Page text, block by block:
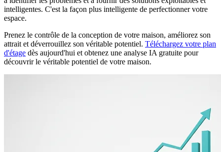
intelligentes. C'est la façon plus intelligente de perfectionner votre
espace.
Prenez le contrôle de la conception de votre maison, améliorez son
attrait et déverrouillez son véritable potentiel. Téléchargez votre plan
d'étage dès aujourd'hui et obtenez une analyse IA gratuite pour
découvrir le véritable potentiel de votre maison.